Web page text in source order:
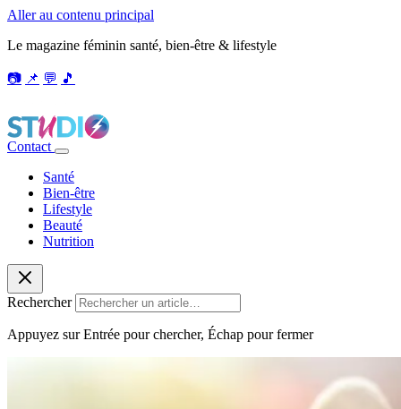
Aller au contenu principal
Le magazine féminin santé, bien-être & lifestyle
📷 📌 💬 🎵
Contact
Santé
Bien-être
Lifestyle
Beauté
Nutrition
Rechercher
Appuyez sur Entrée pour chercher, Échap pour fermer